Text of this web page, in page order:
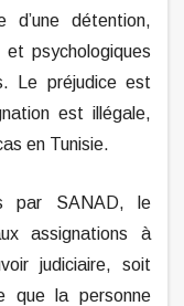
détention,
psychologiques
Le préjudice est
est illégale,
en Tunisie.
par SANAD, le
assignations à
judiciaire, soit
que la personne